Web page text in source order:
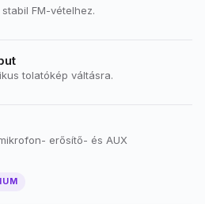
FM-vételhez.
tolatókép váltásra.
erősítő- és AUX